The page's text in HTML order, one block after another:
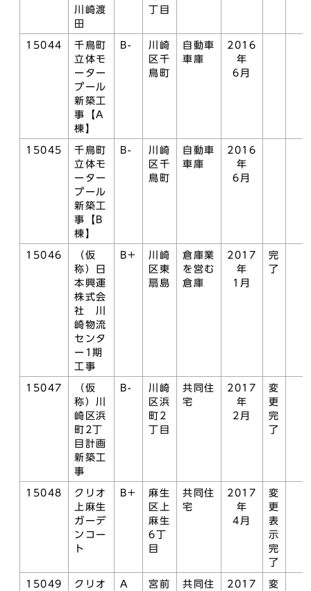
川崎渡
田
丁目
15044
千鳥町
立体モ
ーター
プール
新築工
事【A
棟】
B-
川崎
区千
鳥町
自動車
車庫
2016
年
6月
15045
千鳥町
立体モ
ーター
プール
新築工
事【B
棟】
B-
川崎
区千
鳥町
自動車
車庫
2016
年
6月
15046
（仮
称）日
本興運
株式会
社 川
崎物流
センタ
ー1期
工事
B+
川崎
区東
扇島
倉庫業
を営む
倉庫
2017
年
1月
完
了
15047
（仮
称）川
崎区浜
町2丁
目計画
新築工
事
B-
川崎
区浜
町2
丁目
共同住
宅
2017
年
2月
変
更
完
了
15048
クリオ
上麻生
ガーデ
ンコー
ト
B+
麻生
区上
麻生
6丁
目
共同住
宅
2017
年
4月
変
更
表
示
完
了
15049
クリオ
A
宮前
共同住
2017
変